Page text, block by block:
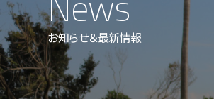
お知らせ＆最新情報